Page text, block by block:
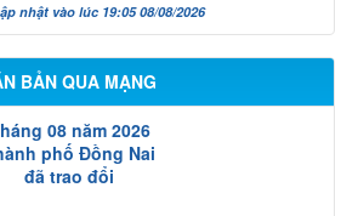
nhật vào lúc 19:05 08/08/2026
BẢN QUA MẠNG
08 năm 2026
phố Đồng Nai
đã trao đổi